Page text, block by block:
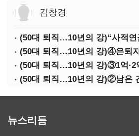
김창경
뉴스리듬